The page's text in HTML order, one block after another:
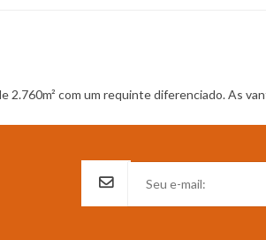
com um requinte diferenciado. As